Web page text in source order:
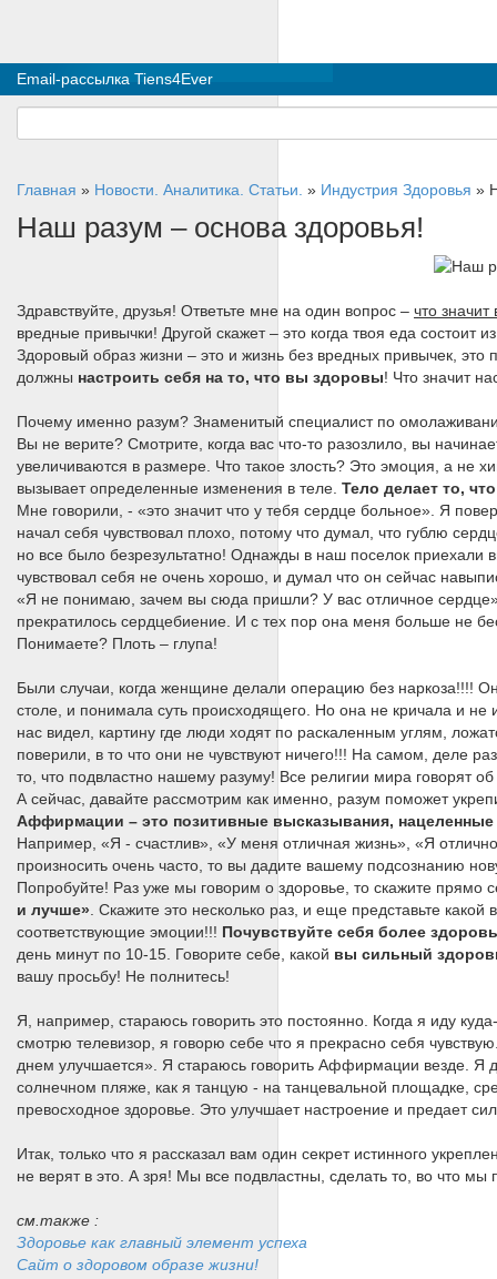
Email-рассылка Tiens4Ever
Главная » Новости. Аналитика. Статьи. » Индустрия Здоровья »
Наш разум – основа здоровья!
Здравствуйте, друзья! Ответьте мне на один вопрос – что
вредные привычки! Другой скажет – это когда твоя еда
Здоровый образ жизни – это и жизнь без вредных привычек,
должны настроить себя на то, что вы здоровы! Что значит
Почему именно разум? Знаменитый специалист по
Вы не верите? Смотрите, когда вас что-то разозлило, вы
увеличиваются в размере. Что такое злость? Это эмоция, а не
вызывает определенные изменения в теле. Тело делает то,
Мне говорили, - «это значит что у тебя сердце больное». Я
начал себя чувствовал плохо, потому что думал, что гублю
но все было безрезультатно! Однажды в наш поселок приехали
чувствовал себя не очень хорошо, и думал что он сейчас
«Я не понимаю, зачем вы сюда пришли? У вас отличное
прекратилось сердцебиение. И с тех пор она меня больше не
Понимаете? Плоть – глупа!
Были случаи, когда женщине делали операцию без наркоза!!!!
столе, и понимала суть происходящего. Но она не кричала и
нас видел, картину где люди ходят по раскаленным углям,
поверили, в то что они не чувствуют ничего!!! На самом, деле
то, что подвластно нашему разуму! Все религии мира говорят
А сейчас, давайте рассмотрим как именно, разум поможет
Аффирмации – это позитивные высказывания, нацеленные
Например, «Я - счастлив», «У меня отличная жизнь», «Я
произносить очень часто, то вы дадите вашему подсознанию
Попробуйте! Раз уже мы говорим о здоровье, то скажите прямо
и лучше». Скажите это несколько раз, и еще представьте
соответствующие эмоции!!! Почувствуйте себя более
день минут по 10-15. Говорите себе, какой вы сильный
вашу просьбу! Не полнитесь!
Я, например, стараюсь говорить это постоянно. Когда я иду
смотрю телевизор, я говорю себе что я прекрасно себя
днем улучшается». Я стараюсь говорить Аффирмации везде. Я
солнечном пляже, как я танцую - на танцевальной площадке,
превосходное здоровье. Это улучшает настроение и предает
Итак, только что я рассказал вам один секрет истинного
не верят в это. А зря! Мы все подвластны, сделать то, во что
см.также :
Здоровье как главный элемент успеха
Сайт о здоровом образе жизни!